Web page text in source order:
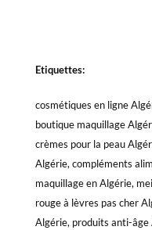
Etiquettes:
cosmétiques en ligne
boutique maquillage
crèmes pour la peau
Algérie, compléments
maquillage en Algérie,
rouge à lèvres pas cher
Algérie, produits anti-âge